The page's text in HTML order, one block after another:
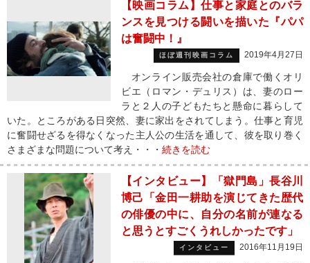
【映画コラム】仕事と家庭とのバラ
ンスを見つける闘いを描いた『パパ
は奮闘中！』
ほぼ週刊映画コラム 2019年4月27日
オンライン販売会社の倉庫で働くオリ
ビエ（ロマン・デュリス）は、妻のロー
ラと２人の子どもたちと懸命に暮らして
いた。ところがある日突然、妻に家出をされてしまう。仕事と育児
に奮闘せざるを得なくなった主人公の生活を通して、彼を取り巻く
さまざまな問題について考え・・・ 続きを読む
【インタビュー】「獄門島」長谷川
博己「金田一耕助を演じてきた歴代
の俳優の中に、自分の名前が連なる
と思うとすごくうれしかったです」
インタビュー 2016年11月19日